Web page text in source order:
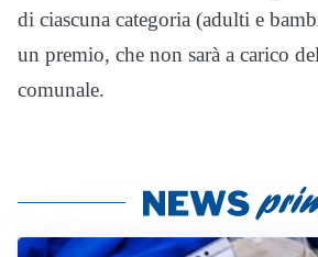
di ciascuna categoria (adulti e
un premio, che non sarà a carico
comunale.